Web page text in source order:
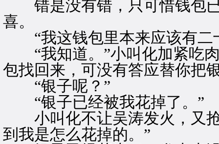
错是没有错，只可惜钱包已
喜。
“我这钱包里本来应该有二
“我知道。”小叫化加紧吃肉
包找回来，可没有答应替你把
“银子呢？”
“银子已经被我花掉了。”
小叫化不让吴涛发火，又抢
到我是怎么花掉的。”